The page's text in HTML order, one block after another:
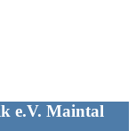
e.V. Maintal